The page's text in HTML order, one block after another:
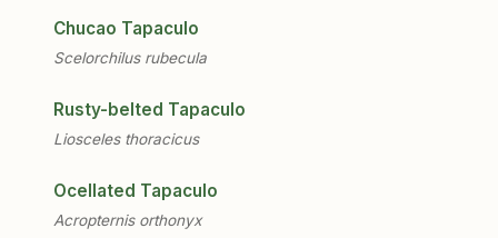
Chucao Tapaculo
Scelorchilus rubecula
Rusty-belted Tapaculo
Liosceles thoracicus
Ocellated Tapaculo
Acropternis orthonyx